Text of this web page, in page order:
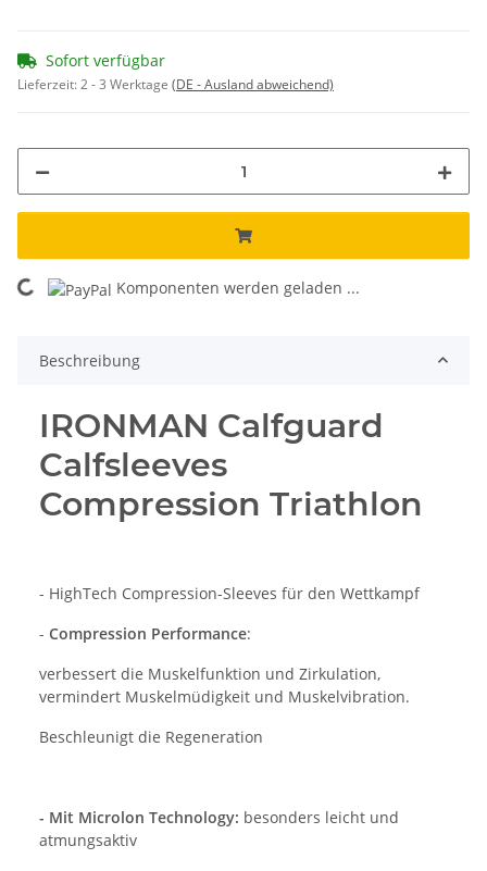
Sofort verfügbar
Lieferzeit:2 - 3 Werktage (DE - Ausland abweichend)
Loading... Komponenten werden geladen ...
Beschreibung
IRONMAN Calfguard
Calfsleeves
Compression Triathlon
- HighTech Compression-Sleeves für den Wettkampf
- Compression Performance:
verbessert die Muskelfunktion und Zirkulation,
vermindert Muskelmüdigkeit und Muskelvibration.
Beschleunigt die Regeneration
- Mit Microlon Technology: besonders leicht und
atmungsaktiv